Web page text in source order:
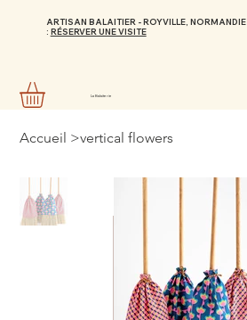
ARTISAN BALAITIER - ROYVILLE, NORMANDIE
: RÉSERVER UNE VISITE
La Balaiterie
Accueil >vertical flowers